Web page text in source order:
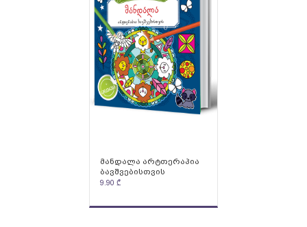
მანდალა არტთერაპია
ბავშვებისთვის
9.90 ₾